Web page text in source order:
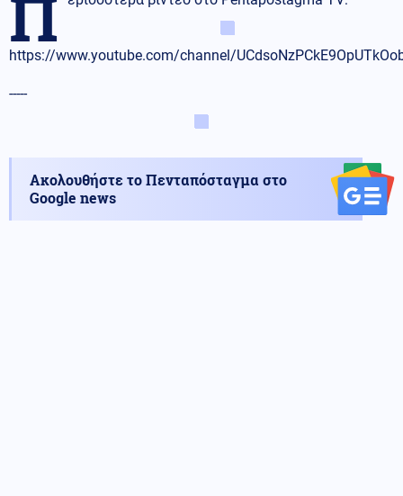
Π
https://www.youtube.com/channel/
-----
Ακολουθήστε το Πενταπόσταγμα στο
Google news